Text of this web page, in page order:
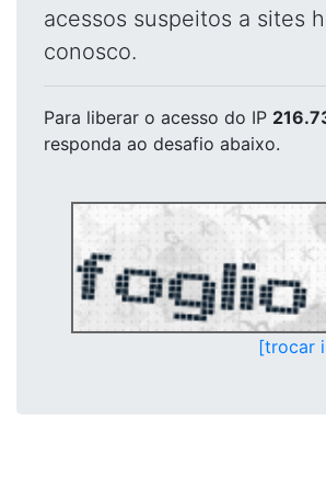
acessos suspeitos a sites
conosco.
Para liberar o acesso do IP
responda ao desafio abaixo.
[trocar